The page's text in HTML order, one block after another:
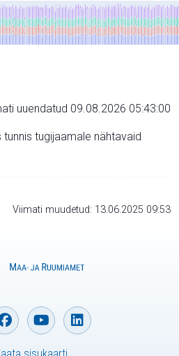
uuendatud 09.08.2026 05:43:00
tugijaamale nähtavaid
Viimati muudetud: 13.06.2025 09:53